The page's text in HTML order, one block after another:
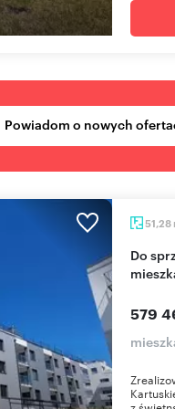
Powiadom o nowych
51,28
Do sprzedania nowoczesne 3-pokojowe
579